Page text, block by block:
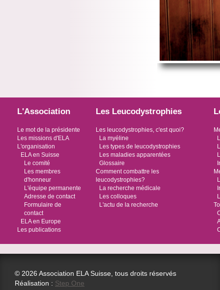
L'Association
Le mot de la présidente
Les missions d'ELA
L'organisation
ELA en Suisse
Le comité
Les membres
d'honneur
L'équipe permanente
Adresse de contact
Formulaire de
contact
ELA en Europe
Les publications
Les Leucodystrophies
Les leucodystrophies, c'est quoi?
La myéline
Les types de leucodystrophies
Les maladies apparentées
Glossaire
Comment combattre les
leucodystrophies?
La recherche médicale
Les colloques
L'actu de la recherche
© 2026 Association ELA Suisse, tous droits réservés
Réalisation : Step One